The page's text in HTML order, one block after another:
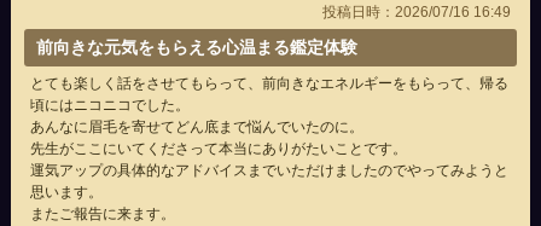
投稿日時：2026/07/16 16:49
前向きな元気をもらえる心温まる鑑定体験
とても楽しく話をさせてもらって、前向きなエネルギーをもらって、帰る
頃にはニコニコでした。
あんなに眉毛を寄せてどん底まで悩んでいたのに。
先生がここにいてくださって本当にありがたいことです。
運気アップの具体的なアドバイスまでいただけましたのでやってみようと
思います。
またご報告に来ます。